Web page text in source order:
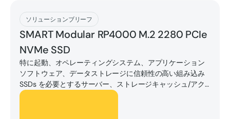
ソリューションブリーフ
SMART Modular RP4000 M.2 2280 PCIe
NVMe SSD
特に起動、オペレーティングシステム、アプリケーション
ソフトウェア、データストレージに信頼性の高い組み込み
SSDs を必要とするサーバー、ストレージキャッシュ/アク
セラレーター、ネットワーキング、データ通信アプリケー
[ダウンロード]
[ダウンロード]